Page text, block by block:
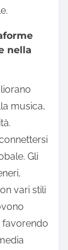
nella
musica,
Gli
vari stili
favorendo